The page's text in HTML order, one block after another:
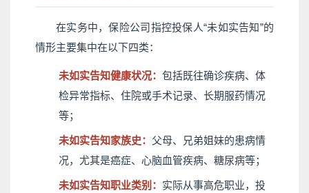
在实务中，保险公司指控投保人“未如实告知”的
情形主要集中在以下四类：
未如实告知健康状况： 包括既往确诊疾病、体
检异常指标、住院或手术记录、长期服药情况
等；
未如实告知家族史： 父母、兄弟姐妹的患病情
况，尤其是癌症、心脑血管疾病、糖尿病等；
未如实告知职业类别： 实际从事高危职业，投